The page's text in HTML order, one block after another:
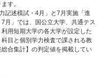
す。
述模試・4月」と7月実施「進
」では、国公立大学、共通テス
用短期大学の各大学が設定した
目と個別学力検査で課される教
合集計】の判定値を掲載してい